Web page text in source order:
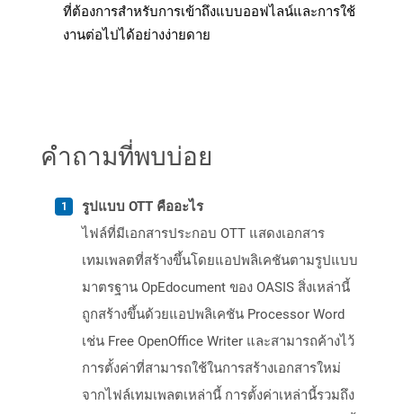
ที่ต้องการสำหรับการเข้าถึงแบบออฟไลน์และการใช้
งานต่อไปได้อย่างง่ายดาย
คำถามที่พบบ่อย
รูปแบบ OTT คืออะไร
ไฟล์ที่มีเอกสารประกอบ OTT แสดงเอกสาร
เทมเพลตที่สร้างขึ้นโดยแอปพลิเคชันตามรูปแบบ
มาตรฐาน OpEdocument ของ OASIS สิ่งเหล่านี้
ถูกสร้างขึ้นด้วยแอปพลิเคชัน Processor Word
เช่น Free OpenOffice Writer และสามารถค้างไว้
การตั้งค่าที่สามารถใช้ในการสร้างเอกสารใหม่
จากไฟล์เทมเพลตเหล่านี้ การตั้งค่าเหล่านี้รวมถึง